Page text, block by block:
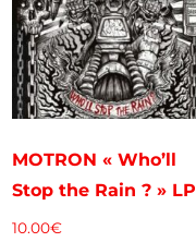
MOTRON « Who’ll
Stop the Rain ? » LP
10.00€